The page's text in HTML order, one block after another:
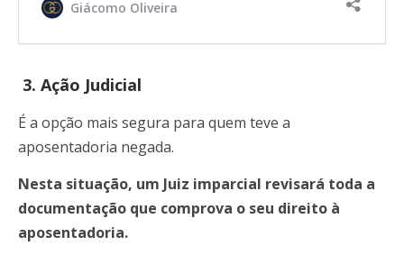
Giácomo Oliveira
3. Ação Judicial
É a opção mais segura para quem teve a
aposentadoria negada.
Nesta situação, um Juiz imparcial revisará toda a
documentação que comprova o seu direito à
aposentadoria.